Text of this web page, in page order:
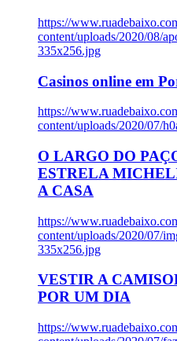
https://
content/uploads/2020/08/
335x256.jpg
Casinos online em
https://
content/uploads/2020/07/
O LARGO DO
ESTRELA
A CASA
https://
content/uploads/2020/07/
335x256.jpg
VESTIR A
POR UM DIA
https://